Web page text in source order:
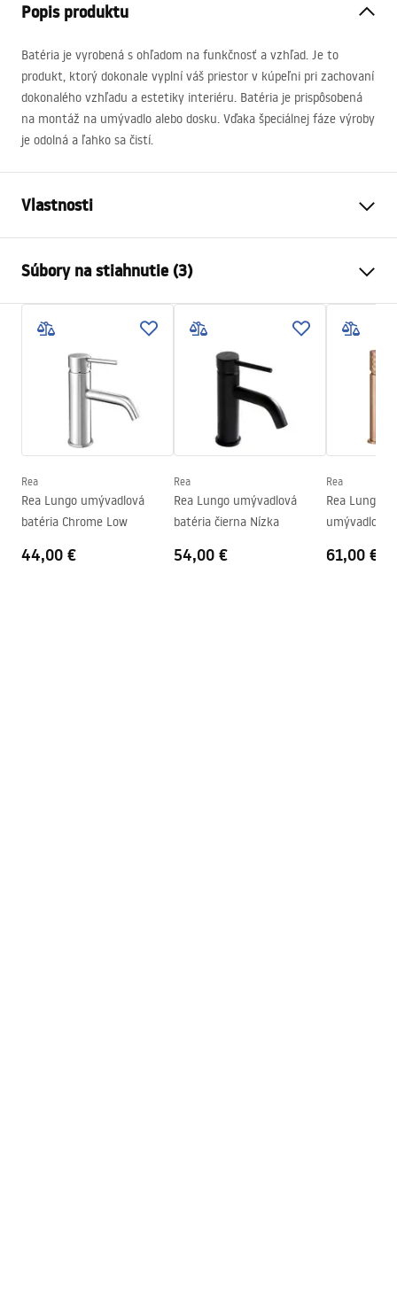
Popis produktu
Batéria je vyrobená s ohľadom na funkčnosť a vzhľad. Je to
produkt, ktorý dokonale vyplní váš priestor v kúpeľni pri zachovaní
dokonalého vzhľadu a estetiky interiéru. Batéria je prispôsobená
na montáž na umývadlo alebo dosku. Vďaka špeciálnej fáze výroby
je odolná a ľahko sa čistí.
Vlastnosti
rea.com.pl/#hu
Spôsob montáže
Stojanková
Farba
Titán
Typ výtoku
Materiál
Rozsah výtoku
mm
úpravy
Priemer pripojenia
3/8 palca
Záruka
5 rokov
Súbory na stiahnutie (3)
Záručné podmienky
Warranty_Terms_and_Conditions_Faucets_-_5.pdf
Návod na montáž
Bezpečnostné informácie
Safety_Information_Faucets.pdf
Rea
Rea Lungo umývadlová
batéria Chrome Low
44,00 €
Rea
Rea Lungo umývadlová
batéria čierna Nízka
54,00 €
Rea
Rea Lungo
umývadlová
61,00 €